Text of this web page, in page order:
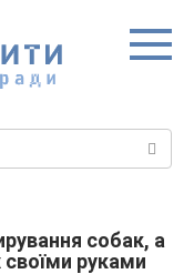
собак, а
руками